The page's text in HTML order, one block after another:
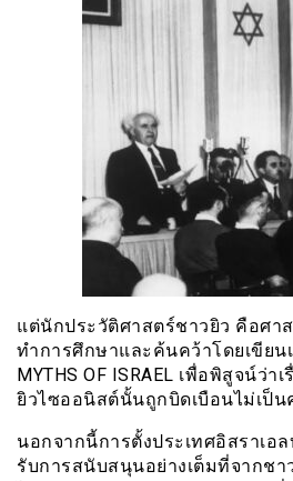
แต่นักประวัติศาสตร์ชาวยิว คือศา
ทำการศึกษาและค้นคว้าโดยเขียน
MYTHS OF ISRAEL เพื่อพิสูจน์ว่า
ยิวไซออนิสต์นั้นถูกบิดเบือนไม่เป็น
นอกจากนี้การตั้งประเทศอิสราเอ
รับการสนับสนุนอย่างเต็มที่จากชา